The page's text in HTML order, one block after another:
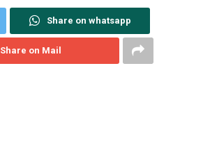
Share on whatsapp
Share on Mail